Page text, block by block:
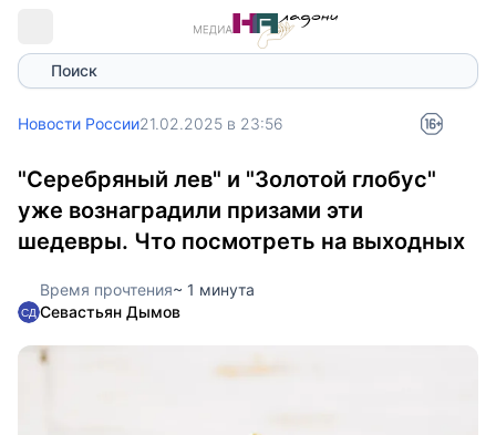
Поиск
Новости России21.02.2025 в 23:56
"Серебряный лев" и "Золотой глобус"
уже вознаградили призами эти
шедевры. Что посмотреть на выходных
Время прочтения~ 1 минута
Севастьян Дымов